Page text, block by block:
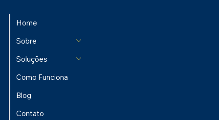
Home
Sobre
Soluções
Como Funciona
Blog
Contato